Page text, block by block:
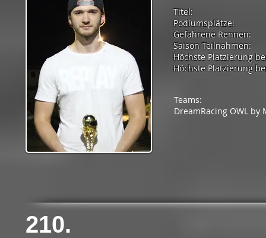
Titel:
Podiumsplätze:
Gefahrene Rennen:
Saison Teilnahmen:
Höchste Platzierung
Höchste Platzierung
Teams:
DreamRacing OWL by
210.